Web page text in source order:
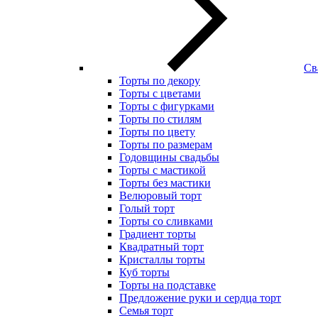
Торты по декору
Торты с цветами
Торты с фигурками
Торты по стилям
Торты по цвету
Торты по размерам
Годовщины свадьбы
Торты с мастикой
Торты без мастики
Велюровый торт
Голый торт
Торты со сливками
Градиент торты
Квадратный торт
Кристаллы торты
Куб торты
Торты на подставке
Предложение руки и сердца торт
Семья торт